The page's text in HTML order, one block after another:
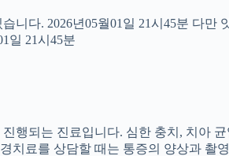
니다. 2026년05월01일 21시45분 다만
일 21시45분
행되는 진료입니다. 심한 충치, 치아
치료를 상담할 때는 통증의 양상과 촬